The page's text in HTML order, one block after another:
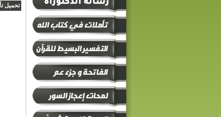
تحميل